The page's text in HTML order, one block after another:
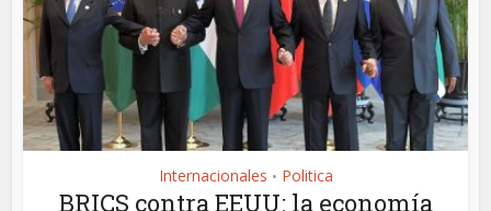
Internacionales • Politica
BRICS contra EEUU: la economía